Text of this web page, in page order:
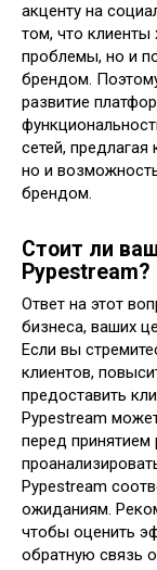
акценту на
том, что клиенты
проблемы, но и
брендом.
развитие
сетей,
но и
брендом.
Стоит ли
Pypestream?
Ответ на этот
бизнеса, ваших
Если вы
клиентов,
предоставить
Pypestream
перед
Pypestream
ожиданиям.
чтобы оценить
обратную связь